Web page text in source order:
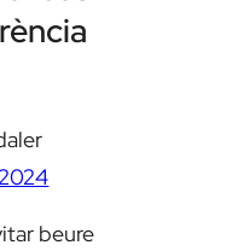
beure